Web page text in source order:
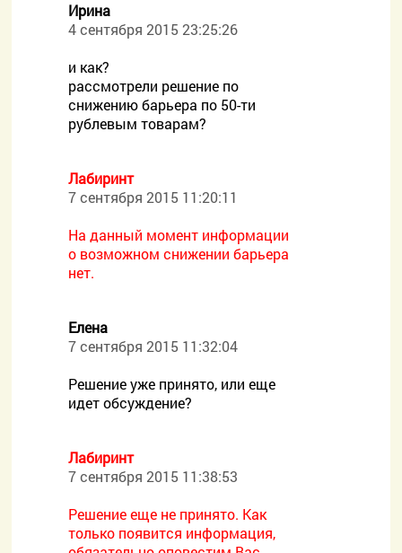
Ирина
4 сентября 2015 23:25:26
и как?
рассмотрели решение по
снижению барьера по 50-ти
рублевым товарам?
Лабиринт
7 сентября 2015 11:20:11
На данный момент информации
о возможном снижении барьера
нет.
Елена
7 сентября 2015 11:32:04
Решение уже принято, или еще
идет обсуждение?
Лабиринт
7 сентября 2015 11:38:53
Решение еще не принято. Как
только появится информация,